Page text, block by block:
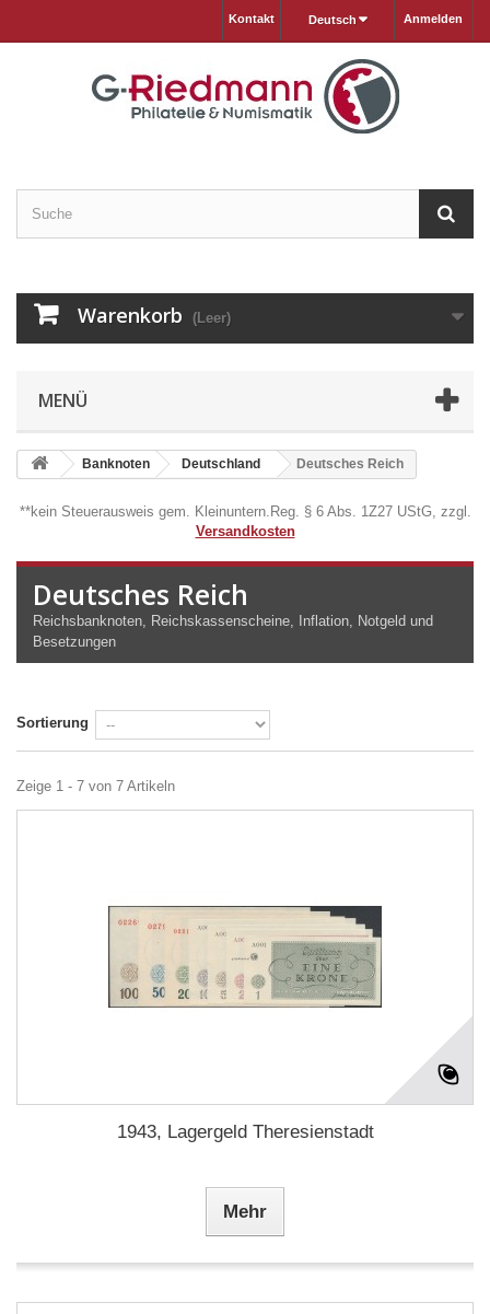
Anmelden
Deutsch
Kontakt
Warenkorb (Leer)
MENÜ
Banknoten Deutschland Deutsches Reich
**kein Steuerausweis gem. Kleinuntern.Reg. § 6 Abs. 1Z27 UStG, zzgl.
Versandkosten
Deutsches Reich
Reichsbanknoten, Reichskassenscheine, Inflation, Notgeld und
Besetzungen
Sortierung
Zeige 1 - 7 von 7 Artikeln
1943, Lagergeld Theresienstadt
Mehr